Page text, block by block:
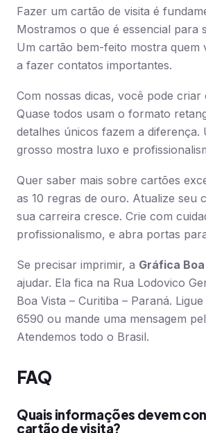
Fazer um cartão de visita é
Mostramos o que é essencial para
Um cartão bem-feito mostra quem
a fazer contatos importantes.
Com nossas dicas, você pode criar
Quase todos usam o formato
detalhes únicos fazem a diferença.
grosso mostra luxo e
Quer saber mais sobre cartões
as 10 regras de ouro. Atualize seu
sua carreira cresce. Crie com
profissionalismo, e abra portas
Se precisar imprimir, a Gráfica
ajudar. Ela fica na Rua Lodovico
Boa Vista – Curitiba – Paraná.
6590 ou mande uma mensagem
Atendemos todo o Brasil.
FAQ
Quais informações devem
cartão de visita?